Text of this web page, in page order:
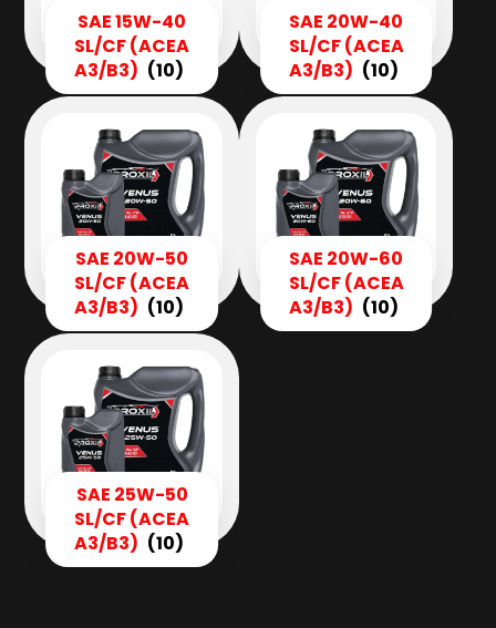
SAE 15W-40
SL/CF (ACEA
A3/B3) (10)
SAE 20W-40
SL/CF (ACEA
A3/B3) (10)
SAE 20W-50
SL/CF (ACEA
A3/B3) (10)
SAE 20W-60
SL/CF (ACEA
A3/B3) (10)
SAE 25W-50
SL/CF (ACEA
A3/B3) (10)